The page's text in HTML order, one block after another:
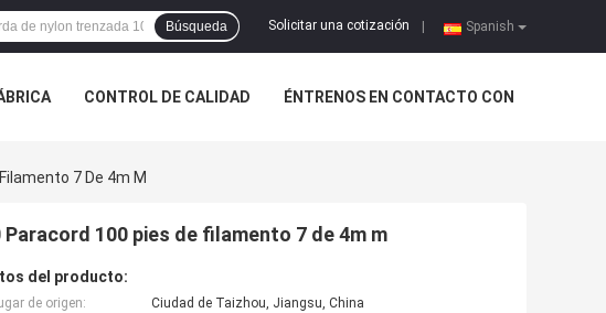
Spanish
Solicitar una cotización
Búsqueda
CONTROL DE CALIDAD ÉNTRENOS EN CONTACTO CON
7 De 4m M
100 pies de filamento 7 de 4m m
del producto:
de origen:
Ciudad de Taizhou, Jiangsu, China